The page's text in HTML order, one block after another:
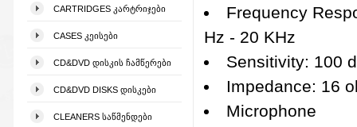
CARTRIDGES ᲙᲐᲠᲢᲠᲘᲯᲔᲑᲘ
CASES ᲙᲔᲘᲡᲔᲑᲘ
CD&DVD ᲓᲘᲡᲙᲘᲡ ᲩᲐᲛᲬᲔᲠᲔᲑᲘ
CD&DVD DISKS ᲓᲘᲡᲙᲔᲑᲘ
CLEANERS ᲡᲐᲬᲛᲔᲜᲓᲔᲑᲘ
Frequency
Hz - 20 KHz
Sensitivity: 100
Impedance: 16
Microphone